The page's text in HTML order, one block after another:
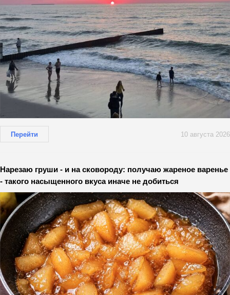
Перейти 10 августа 2026
Нарезаю груши - и на сковороду: получаю жареное варенье
- такого насыщенного вкуса иначе не добиться